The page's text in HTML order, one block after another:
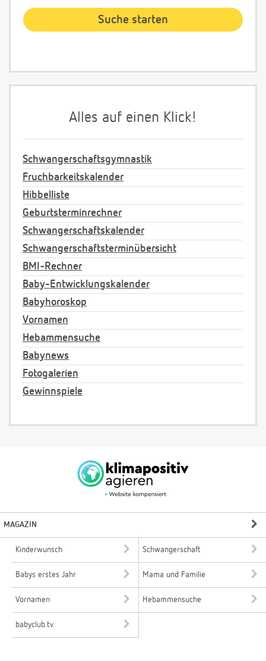
Alles auf einen Klick!
Schwangerschaftsgymnastik
Fruchbarkeitskalender
Hibbelliste
Geburtsterminrechner
Schwangerschaftskalender
Schwangerschaftsterminübersicht
BMI-Rechner
Baby-Entwicklungskalender
Babyhoroskop
Vornamen
Hebammensuche
Babynews
Fotogalerien
Gewinnspiele
MAGAZIN
Kinderwunsch Schwangerschaft
Babys erstes Jahr Mama und Familie
Vornamen Hebammensuche
babyclub.tv